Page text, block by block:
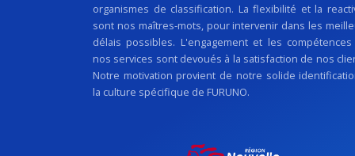
organismes de classification. La flexibilité et la
sont nos maîtres-mots, pour intervenir dans les
délais possibles. L'engagement et les
nos services sont devoués à la satisfaction de nos
Notre motivation provient de notre solide
la culture spécifique de FURUNO.